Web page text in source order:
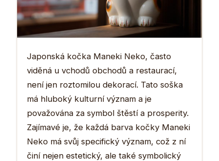
Japonská kočka Maneki Neko, často
viděná u vchodů obchodů a restaurací,
není jen roztomilou dekorací. Tato soška
má hluboký kulturní význam a je
považována za symbol štěstí a prosperity.
Zajímavé je, že každá barva kočky Maneki
Neko má svůj specifický význam, což z ní
činí nejen estetický, ale také symbolický